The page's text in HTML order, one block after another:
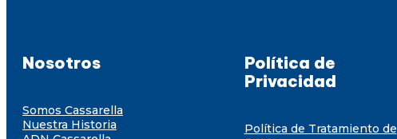
Nosotros
Somos Cassarella
Nuestra Historia
Política de
Privacidad
Política de Tratamiento de